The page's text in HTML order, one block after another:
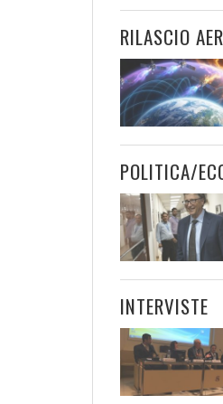
RILASCIO
POLITICA/
INTERVISTE